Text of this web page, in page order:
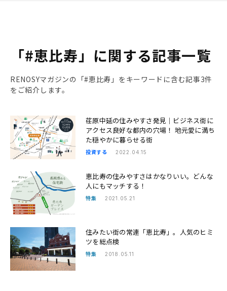
「#恵比寿」に関する記事一覧
RENOSYマガジンの「#恵比寿」をキーワードに含む記事3件
をご紹介します。
荏原中延の住みやすさ発見｜ビジネス街に
アクセス良好な都内の穴場！ 地元愛に満ち
た穏やかに暮らせる街
投資する 2022.04.15
恵比寿の住みやすさはかなりいい。どんな
人にもマッチする！
特集 2021.05.21
住みたい街の常連「恵比寿」。人気のヒミ
ツを総点検
特集 2018.05.11